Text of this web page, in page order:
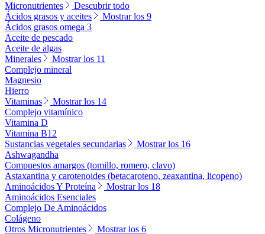
Micronutrientes
Descubrir todo
Ácidos grasos y aceites
Mostrar los 9
Ácidos grasos omega 3
Aceite de pescado
Aceite de algas
Minerales
Mostrar los 11
Complejo mineral
Magnesio
Hierro
Vitaminas
Mostrar los 14
Complejo vitamínico
Vitamina D
Vitamina B12
Sustancias vegetales secundarias
Mostrar los 16
Ashwagandha
Compuestos amargos (tomillo, romero, clavo)
Astaxantina y carotenoides (betacaroteno, zeaxantina, licopeno)
Aminoácidos Y Proteína
Mostrar los 18
Aminoácidos Esenciales
Complejo De Aminoácidos
Colágeno
Otros Micronutrientes
Mostrar los 6